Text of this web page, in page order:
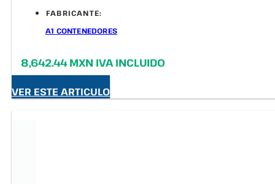
FABRICANTE:
A1 CONTENEDORES
8,642.44 MXN IVA INCLUIDO
VER ESTE ARTICULO